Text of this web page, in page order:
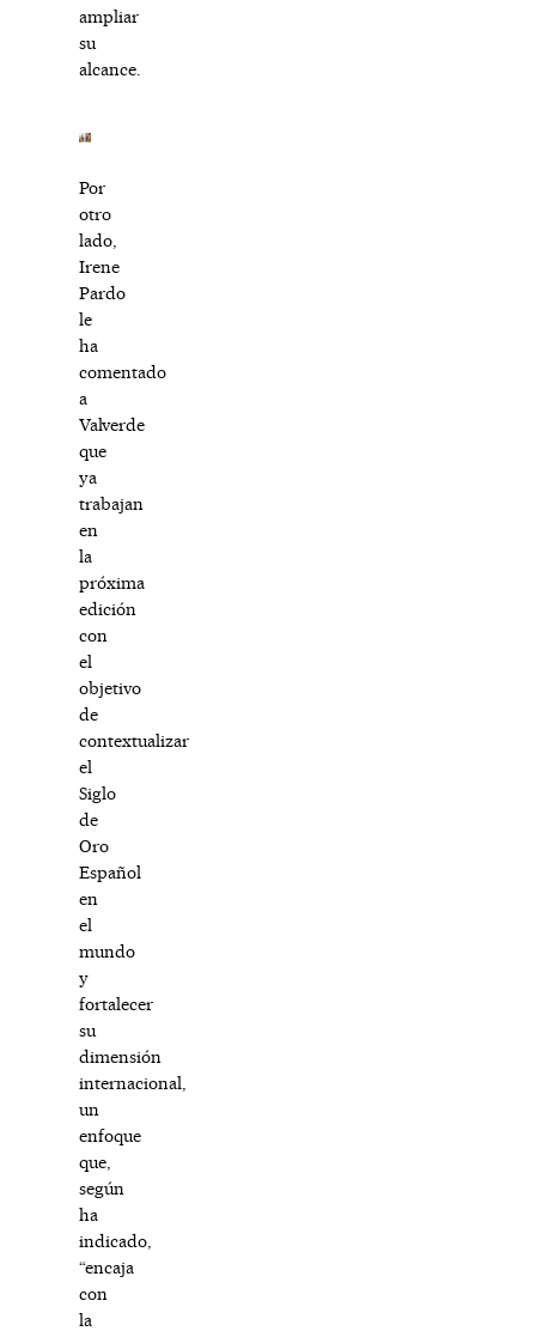
ampliar
su
alcance.
Por
otro
lado,
Irene
Pardo
le
ha
comentado
a
Valverde
que
ya
trabajan
en
la
próxima
edición
con
el
objetivo
de
contextualizar
el
Siglo
de
Oro
Español
en
el
mundo
y
fortalecer
su
dimensión
internacional,
un
enfoque
que,
según
ha
indicado,
“encaja
con
la